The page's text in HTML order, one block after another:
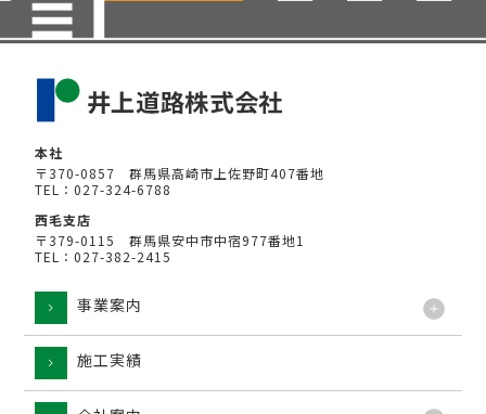
本社
〒370-0857 群馬県高崎市上佐野町407番地
TEL：027-324-6788
西毛支店
〒379-0115 群馬県安中市中宿977番地1
TEL：027-382-2415
事業案内
施工実績